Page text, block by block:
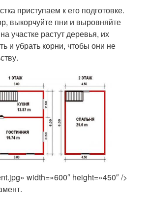
приступаем к его подготовке.
выкорчуйте пни и выровняйте
участке растут деревья, их
и убрать корни, чтобы они не
width=»600″ height=»450″ />